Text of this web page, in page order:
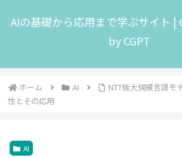
AIの基礎から応用まで学ぶサイト
by CGPT
ホーム AI
NTT版大規模言語モ
性とその応用
AI